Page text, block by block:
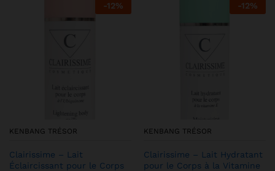
-12%
KENBANG TRÉSOR
Clairissime – Lait
Éclaircissant pour le Corps
-12%
KENBANG TRÉSOR
Clairissime – Lait Hydratant
pour le Corps à la Vitamine